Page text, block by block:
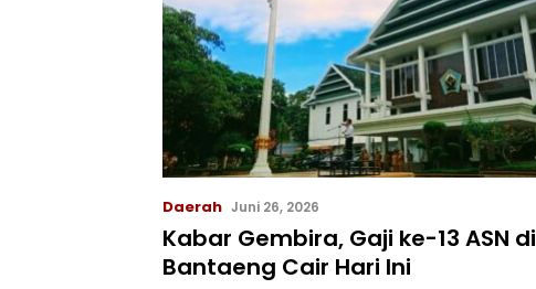
Daerah Juni 26, 2026
Kabar Gembira, Gaji ke-13 ASN di
Bantaeng Cair Hari Ini